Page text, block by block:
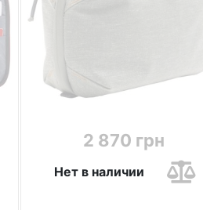
2 870 грн
Нет в наличии